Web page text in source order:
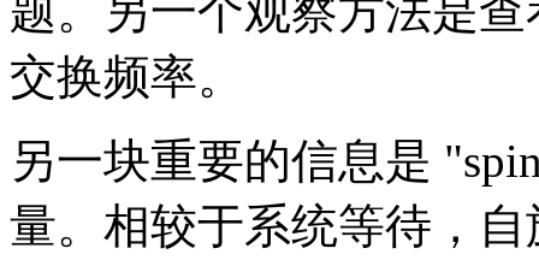
题。另一个观察方法是
交换频率。
另一块重要的信息是
量。相较于系统等待，